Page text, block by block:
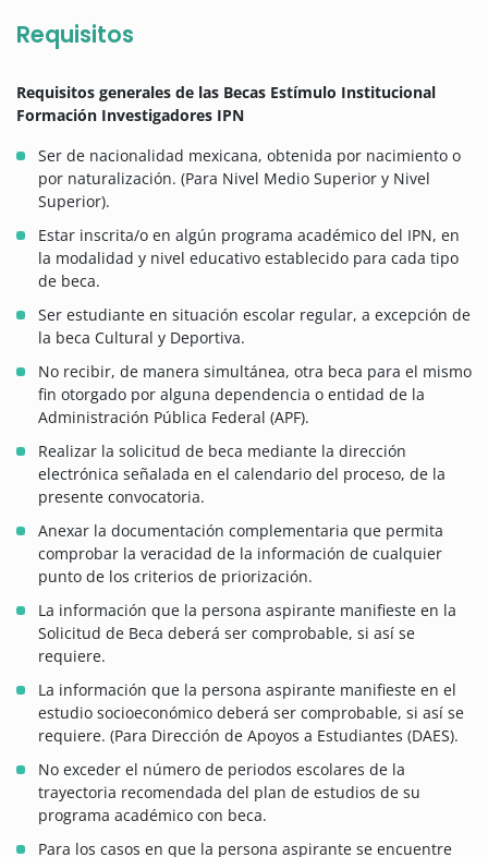
Requisitos
Requisitos generales de las Becas Estímulo Institucional
Formación Investigadores IPN
Ser de nacionalidad mexicana, obtenida por nacimiento o
por naturalización. (Para Nivel Medio Superior y Nivel
Superior).
Estar inscrita/o en algún programa académico del IPN, en
la modalidad y nivel educativo establecido para cada tipo
de beca.
Ser estudiante en situación escolar regular, a excepción de
la beca Cultural y Deportiva.
No recibir, de manera simultánea, otra beca para el mismo
fin otorgado por alguna dependencia o entidad de la
Administración Pública Federal (APF).
Realizar la solicitud de beca mediante la dirección
electrónica señalada en el calendario del proceso, de la
presente convocatoria.
Anexar la documentación complementaria que permita
comprobar la veracidad de la información de cualquier
punto de los criterios de priorización.
La información que la persona aspirante manifieste en la
Solicitud de Beca deberá ser comprobable, si así se
requiere.
La información que la persona aspirante manifieste en el
estudio socioeconómico deberá ser comprobable, si así se
requiere. (Para Dirección de Apoyos a Estudiantes (DAES).
No exceder el número de periodos escolares de la
trayectoria recomendada del plan de estudios de su
programa académico con beca.
Para los casos en que la persona aspirante se encuentre